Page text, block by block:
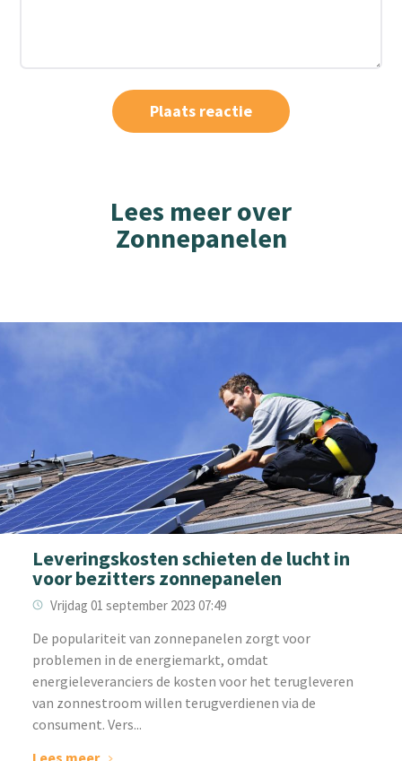
Lees meer over
Zonnepanelen
Leveringskosten schieten de lucht in
voor bezitters zonnepanelen
Vrijdag 01 september 2023 07:49
‌De populariteit van zonnepanelen zorgt voor
problemen in de energiemarkt, omdat
energieleveranciers de kosten voor het terugleveren
van zonnestroom willen terugverdienen via de
consument. Vers...
Lees meer